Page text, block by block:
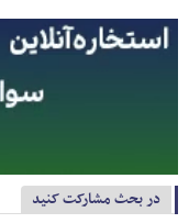
در بحث مشارکت کنید